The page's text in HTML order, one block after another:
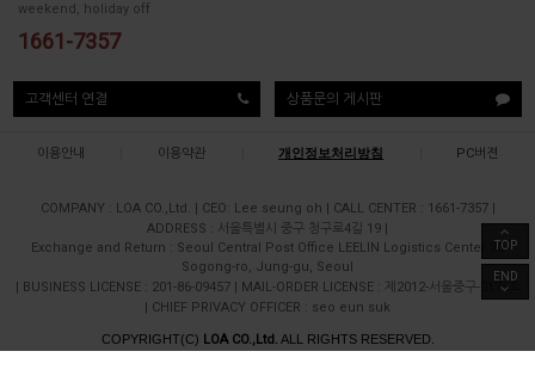
TOP
END
weekend, holiday off
1661-7357
고객센터 연결 상품문의 게시판
이용안내 이용약관 개인정보처리방침 PC버젼
COMPANY : LOA CO.,Ltd. | CEO: Lee seung oh | CALL CENTER : 1661-7357 |
ADDRESS : 서울특별시 중구 청구로4길 19 |
Exchange and Return : Seoul Central Post Office LEELIN Logistics Center 70
Sogong-ro, Jung-gu, Seoul
| BUSINESS LICENSE : 201-86-09457 | MAIL-ORDER LICENSE : 제2012-서울중구-0175호
| CHIEF PRIVACY OFFICER : seo eun suk
COPYRIGHT(C) LOA CO.,Ltd. ALL RIGHTS RESERVED.